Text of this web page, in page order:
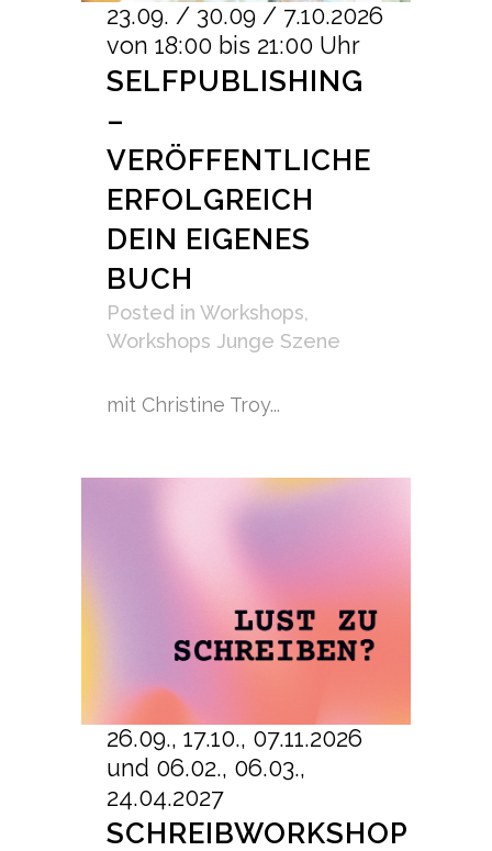
23.09. / 30.09 / 7.10.2026
von 18:00 bis 21:00 Uhr
SELFPUBLISHING
–
VERÖFFENTLICHE
ERFOLGREICH
DEIN EIGENES
BUCH
Posted in Workshops,
Workshops Junge Szene
mit Christine Troy...
26.09., 17.10., 07.11.2026
und 06.02., 06.03.,
24.04.2027
SCHREIBWORKSHOP